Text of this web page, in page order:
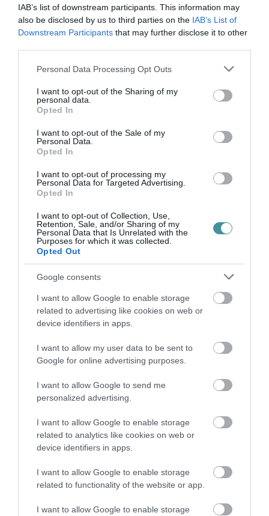
IAB’s list of downstream participants. This information may
also be disclosed by us to third parties on the IAB’s List of
Downstream Participants that may further disclose it to other
Please note that this website/app uses one or more Google
not limited to your visit or usage behaviour. You may click to
grant or deny consent to Google and its third-party tags to
use your data for below specified purposes in below Google
consent section.
Personal Data Processing Opt Outs
I want to opt-out of the Sharing of my
personal data.
Opted In
I want to opt-out of the Sale of my
Personal Data.
Opted In
I want to opt-out of processing my
Personal Data for Targeted Advertising.
Opted In
I want to opt-out of Collection, Use,
Retention, Sale, and/or Sharing of my
Personal Data that Is Unrelated with the
Purposes for which it was collected.
Opted Out
Google consents
I want to allow Google to enable storage
related to advertising like cookies on web or
device identifiers in apps.
I want to allow my user data to be sent to
Google for online advertising purposes.
I want to allow Google to send me
personalized advertising.
I want to allow Google to enable storage
related to analytics like cookies on web or
device identifiers in apps.
I want to allow Google to enable storage
related to functionality of the website or app.
I want to allow Google to enable storage
A város készül a legrosszabbra: 1200
élelmiszercsomagot állít össze az
önkormányzat
bennünket az EGRI ÜGYEK Google Hírek oldalán!
VISSZA A FŐOLDALRA
Legfrissebb híreink
MINDENNAPI ÁTALAKULÁSA
2026. augusztus 10
ÚJ MOBILALKALMAZÁS ERŐSÍTI EGER
TURIZMUSÁT: ELKÉSZÜLT A V...
2026. augusztus 10|Eger ügye